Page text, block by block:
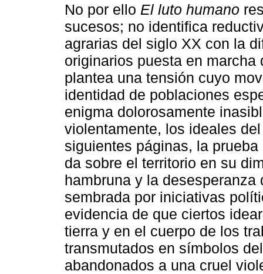
No por ello El luto humano
sucesos; no identifica
agrarias del siglo XX con la
originarios puesta en
plantea una tensión cuyo
identidad de poblaciones
enigma dolorosamente
violentamente, los ideales
siguientes páginas, la
da sobre el territorio en su
hambruna y la
sembrada por iniciativas
evidencia de que ciertos
tierra y en el cuerpo de los
transmutados en símbolos
abandonados a una cruel